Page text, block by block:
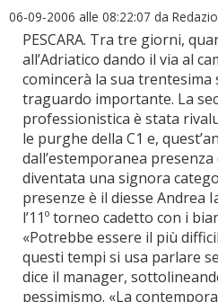
06-09-2006 alle 08:22:07 da
PESCARA. Tra tre giorni,
all’Adriatico dando il via al
comincerà la sua trentesima
traguardo importante. La
professionistica è stata
le purghe della C1 e,
dall’estemporanea presenza
diventata una signora
presenze è il diesse Andrea
l’11º torneo cadetto con i
«Potrebbe essere il più
questi tempi si usa parlare
dice il manager,
pessimismo. «La